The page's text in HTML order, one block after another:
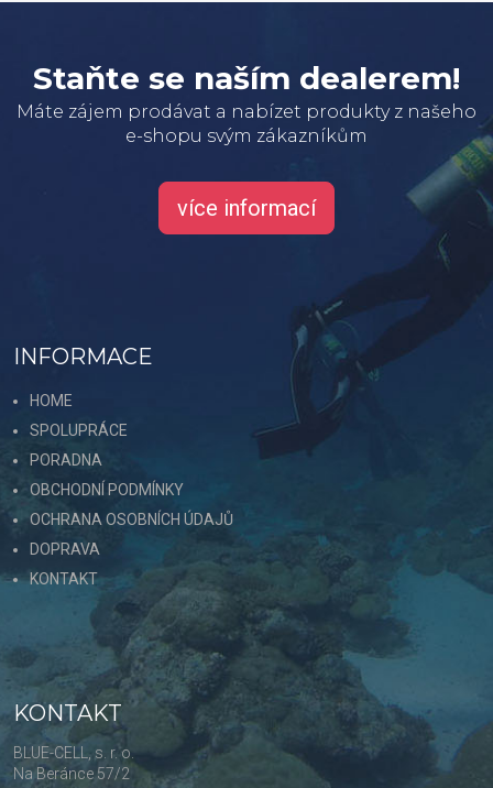
Staňte se naším dealerem!
Máte zájem prodávat a nabízet produkty z našeho
e-shopu svým zákazníkům
více informací
INFORMACE
HOME
SPOLUPRÁCE
PORADNA
OBCHODNÍ PODMÍNKY
OCHRANA OSOBNÍCH ÚDAJŮ
DOPRAVA
KONTAKT
KONTAKT
BLUE-CELL, s. r. o.
Na Beránce 57/2